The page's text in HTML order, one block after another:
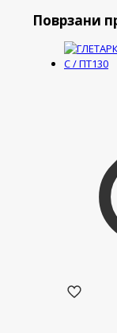
Поврзани